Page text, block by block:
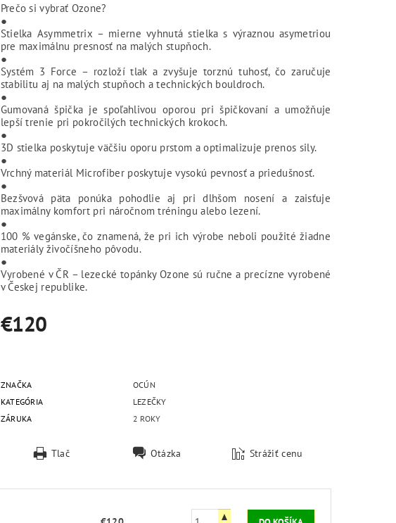
Prečo si vybrať Ozone?
●
Stielka Asymmetrix – mierne vyhnutá stielka s výraznou asymetriou
pre maximálnu presnosť na malých stupňoch.
●
Systém 3 Force – rozloží tlak a zvyšuje torznú tuhosť, čo zaručuje
stabilitu aj na malých stupňoch a technických bouldroch.
●
Gumovaná špička je spoľahlivou oporou pri špičkovaní a umožňuje
lepší trenie pri pokročilých technických krokoch.
●
3D stielka poskytuje väčšiu oporu prstom a optimalizuje prenos sily.
●
Vrchný materiál Microfiber poskytuje vysokú pevnosť a priedušnosť.
●
Bezšvová päta ponúka pohodlie aj pri dlhšom nosení a zaisťuje
maximálny komfort pri náročnom tréningu alebo lezení.
●
100 % vegánske, čo znamená, že pri ich výrobe neboli použité žiadne
materiály živočíšneho pôvodu.
●
Vyrobené v ČR – lezecké topánky Ozone sú ručne a precízne vyrobené
v Českej republike.
€120
ZNAČKA
OCÚN
KATEGÓRIA
LEZEČKY
ZÁRUKA
2 ROKY
Tlač Otázka Strážiť cenu